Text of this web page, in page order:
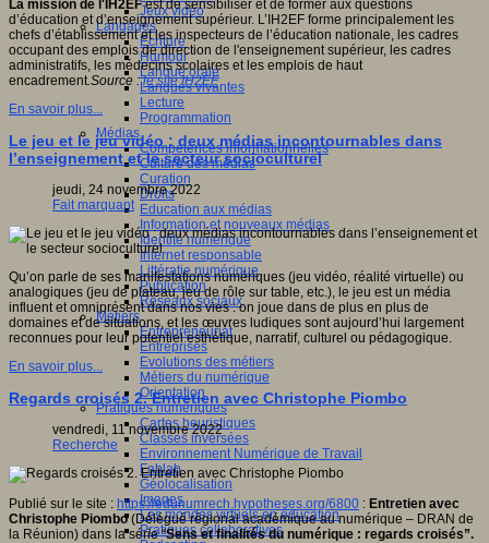
Jeux vidéo
Langages
Ecriture
Humour
Langue orale
Langues vivantes
Lecture
Programmation
Médias
Compétences informationnelles
Culture des médias
Curation
Droits
Education aux médias
Information et nouveaux médias
Identité numérique
Internet responsable
Littératie numérique
Publication
Réseaux sociaux
Métiers
Entrepreneuriat
Entreprises
Evolutions des métiers
Métiers du numérique
Orientation
Pratiques numériques
Cartes heuristiques
Classes inversées
Environnement Numérique de Travail
Fablab
Géolocalisation
Images
Les mondes virtuels en éducation
Pratiques collaboratives
La mission de l'IH2EFest de sensibiliser et de former aux questions
d’éducation et d’enseignement supérieur. L’IH2EF forme principalement les
chefs d’établissement et les inspecteurs de l’éducation nationale, les cadres
occupant des emplois de direction de l'enseignement supérieur, les cadres
administratifs, les médecins scolaires et les emplois de haut
encadrement.Source :le site IH2EF
En savoir plus...
Le jeu et le jeu vidéo : deux médias incontournables dans
l’enseignement et le secteur socioculturel
jeudi, 24 novembre 2022
Fait marquant
Qu’on parle de ses manifestations numériques (jeu vidéo, réalité virtuelle) ou
analogiques (jeu de plateau, jeu de rôle sur table, etc.), le jeu est un média
influent et omniprésent dans nos vies : on joue dans de plus en plus de
domaines et de situations, et les œuvres ludiques sont aujourd’hui largement
reconnues pour leur potentiel esthétique, narratif, culturel ou pédagogique.
En savoir plus...
Regards croisés 2. Entretien avec Christophe Piombo
vendredi, 11 novembre 2022
Recherche
Publié sur le site : https://edunumrech.hypotheses.org/6800 : Entretien avec
Christophe Piombo(Délégué régional académique au numérique – DRAN de
la Réunion) dans la série “Sens et finalités du numérique : regards croisés”.